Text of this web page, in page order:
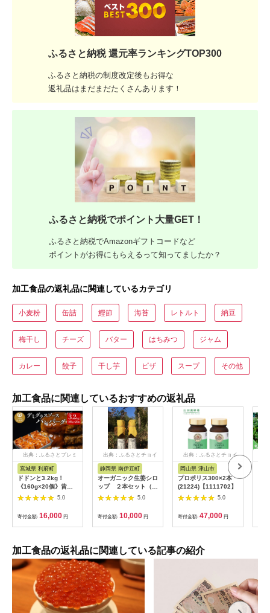
ふるさと納税 還元率ランキングTOP300
ふるさと納税の制度改定後もお得な
返礼品はまだまだたくさんあります！
ふるさと納税でポイント大量GET！
ふるさと納税でAmazonギフトコードなど
ポイントがお得にもらえるって知ってましたか？
加工食品の返礼品に関連しているカテゴリ
小麦粉 缶詰 鰹節 海苔 レトルト 納豆
梅干し チーズ バター はちみつ ジャム
カレー 餃子 干し芋 ピザ スープ その他
加工食品に関連しているおすすめの返礼品
出典：ふるさとプレミ
宮城県 利府町
ドドンと3.2kg！
《160g×20個》昔懐
かしいデミグラスソー
スハンバーグ 肉 洋食
簡単 大容量 湯煎 湯せ
ん 個包装 [大容量 ハ
ンバーグ 肉 おかず 惣
洋食 湯煎 個別包装 小
分 お弁当 便利 お試
し]|06_thm-040601
5.0
寄付金額: 16,000 円
出典：ふるさとチョイ
静岡県 南伊豆町
オーガニック生姜シロ
ップ ２本セット（プ
レーン） 【 生姜 健
康 ジンジャーシロッ
プ ジンジャー しょう
が 生姜シロップ 】
<H-1>
5.0
寄付金額: 10,000 円
出典：ふるさとチョイ
岡山県 津山市
プロポリス300×2本
(21224)【1111702】
5.0
寄付金額: 47,000 円
加工食品の返礼品に関連している記事の紹介